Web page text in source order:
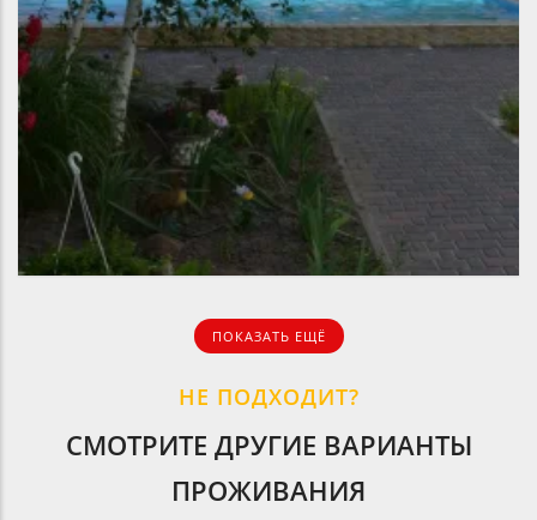
ПОКАЗАТЬ ЕЩЁ
НЕ ПОДХОДИТ?
СМОТРИТЕ ДРУГИЕ ВАРИАНТЫ
ПРОЖИВАНИЯ